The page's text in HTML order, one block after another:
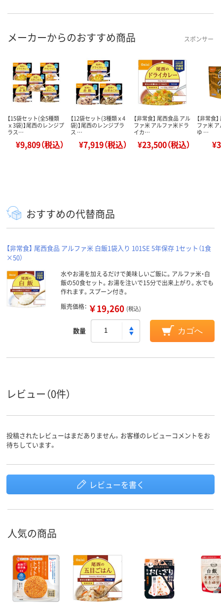
メーカーからのおすすめ商品 スポンサー
【15袋セット(全5種類
ｘ3袋)】尾西のレンジプ
ラス…
¥9,809（税込）
【12袋セット(3種類ｘ4
袋)】尾西のレンジプラ
ス …
¥7,919（税込）
【非常食】 尾西食品 アル
ファ米 アルファ米ドラ
イカ…
¥23,500（税込）
【非常食
ファ米
ゆ …
おすすめの代替商品
【非常食】 尾西食品 アルファ米 白飯1袋入り 101SE 5年保存 1セット（1食
×50）
水やお湯を加えるだけで美味しいご飯に。アルファ米・白
飯の50食セット。お湯を注いで15分で出来上がり。水でも
作れます。スプーン付き。
販売価格： ￥19,260 (税込)
数量 カゴへ
レビュー（0件）
投稿されたレビューはまだありません。お客様のレビューコメントをお
待ちしています。
レビューを書く
人気の商品